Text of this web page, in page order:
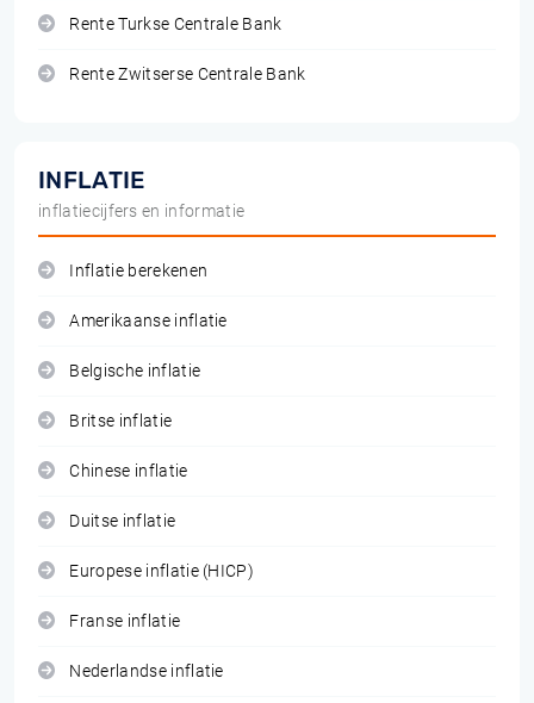
Rente Turkse Centrale Bank
Rente Zwitserse Centrale Bank
INFLATIE
inflatiecijfers en informatie
Inflatie berekenen
Amerikaanse inflatie
Belgische inflatie
Britse inflatie
Chinese inflatie
Duitse inflatie
Europese inflatie (HICP)
Franse inflatie
Nederlandse inflatie